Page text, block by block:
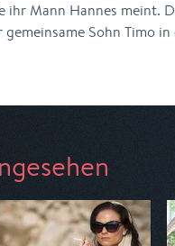
ihr Mann Hannes meint.
Sohn Timo in